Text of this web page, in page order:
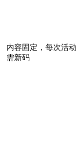
内容固定，每次活动
需新码